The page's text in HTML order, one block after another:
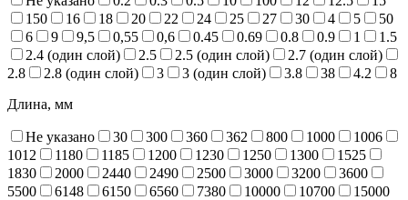
150
16 18 20 22 24 25 27 30 4 5
50
6
9 9,5 0,55 0,6 0.45 0.69 0.8 0.9 1
1.5
2.4 (один слой)
2.5 2.5 (один слой)
2.7 (один слой)
2.8
2.8 (один слой) 3 3 (один слой) 3.8 38 4.2
8
Длина, мм
Не указано 30 300 360 362 800 1000
1006
1012
1180 1185 1200 1230 1250 1300
1525
1830
2000 2440 2490 2500 3000 3200
3600
5500
6148 6150 6560 7380 10000 10700
15000